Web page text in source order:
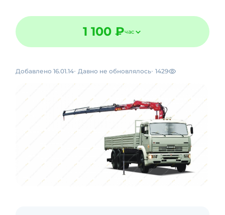
1 100 ₽час
Добавлено 16.01.14 Давно не обновлялось 1429